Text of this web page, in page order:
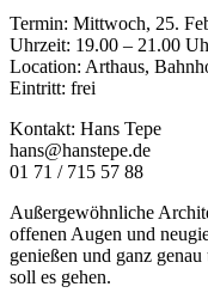
Termin: Mittwoch, 25.
Uhrzeit: 19.00 – 21.00
Location: Arthaus,
Eintritt: frei
Kontakt: Hans Tepe
hans@hanstepe.de
01 71 / 715 57 88
Außergewöhnliche
offenen Augen und
genießen und ganz
soll es gehen.